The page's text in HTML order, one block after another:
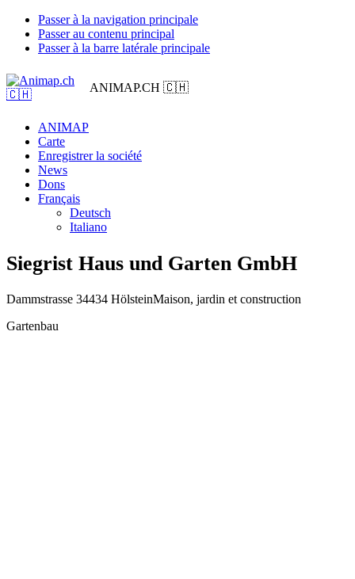
Passer à la navigation principale
Passer au contenu principal
Passer à la barre latérale principale
ANIMAP.CH 🇨🇭
ANIMAP
Carte
Enregistrer la société
News
Dons
Français
Deutsch
Italiano
Siegrist Haus und Garten GmbH
Dammstrasse 34434 HölsteinMaison, jardin et construction
Gartenbau